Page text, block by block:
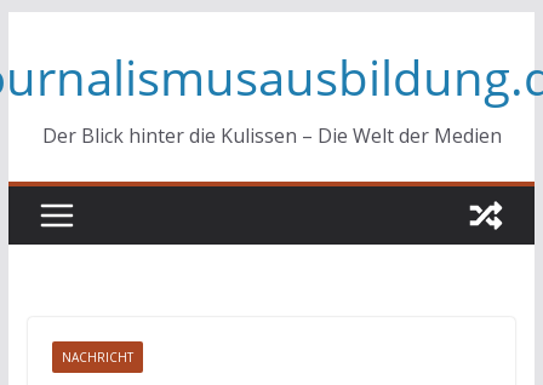
springen
Der Blick hinter die Kulissen – Die Welt der Medien
NACHRICHT